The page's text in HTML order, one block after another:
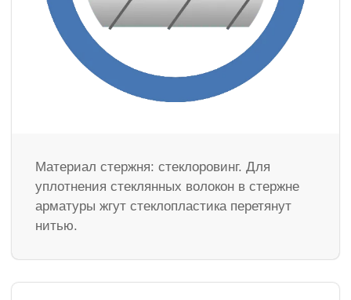
Материал стержня: стеклоровинг. Для
уплотнения стеклянных волокон в стержне
арматуры жгут стеклопластика перетянут
нитью.